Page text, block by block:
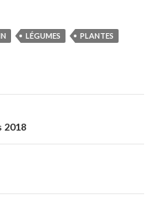
LÉGUMES
PLANTES
2018